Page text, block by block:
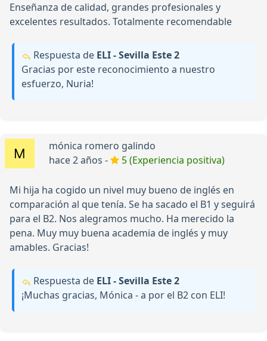
Enseñanza de calidad, grandes profesionales y
excelentes resultados. Totalmente recomendable
Respuesta de ELI - Sevilla Este 2
Gracias por este reconocimiento a nuestro
esfuerzo, Nuria!
mónica romero galindo
hace 2 años -
5 (Experiencia positiva)
Mi hija ha cogido un nivel muy bueno de inglés en
comparación al que tenía. Se ha sacado el B1 y seguirá
para el B2. Nos alegramos mucho. Ha merecido la
pena. Muy muy buena academia de inglés y muy
amables. Gracias!
Respuesta de ELI - Sevilla Este 2
¡Muchas gracias, Mónica - a por el B2 con ELI!